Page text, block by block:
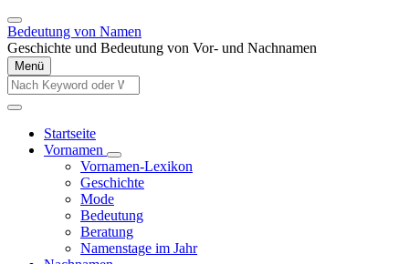
Direkt
zum
Inhalt
Bedeutung von Namen
Geschichte und Bedeutung von Vor- und Nachnamen
Menü
Diese
Website
Diese
Website
durchsuchen
Main
navigation
Startseite
Vornamen
Unternavigation
von
Vornamen
Vornamen-Lexikon
Geschichte
Mode
Bedeutung
Beratung
Namenstage im Jahr